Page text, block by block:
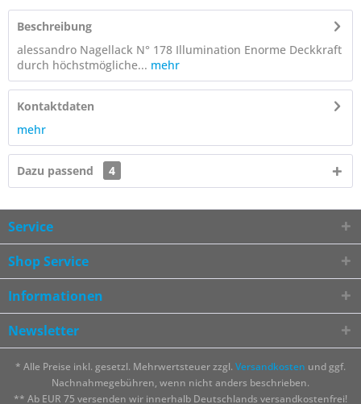
Beschreibung
alessandro Nagellack N° 178 Illumination Enorme Deckkraft
durch höchstmögliche... mehr
Kontaktdaten
mehr
Dazu passend 4
Service
Shop Service
Informationen
Newsletter
* Alle Preise inkl. gesetzl. Mehrwertsteuer zzgl. Versandkosten und ggf.
Nachnahmegebühren, wenn nicht anders beschrieben.
** Ab EUR 75 versenden wir innerhalb Deutschlands versandkostenfrei!